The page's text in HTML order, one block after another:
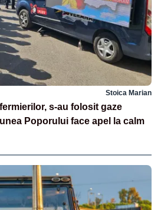
Stoica Marian
s-au folosit gaze
Poporului face apel la calm